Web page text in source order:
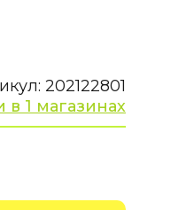
202122801
в 1 магазинах